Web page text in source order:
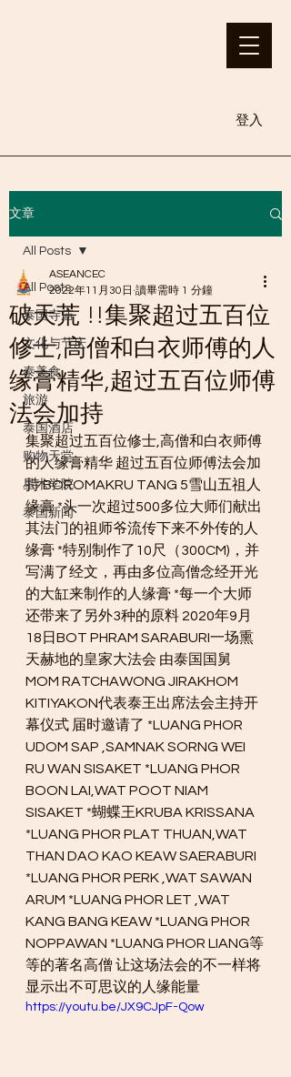
登入
文章
All Posts
泰国寺庙
文化与节庆
泰美食
旅游
泰国酒店
购物天堂
星术学院
泰国新闻
All Posts
破天荒 !!集聚超过五百位
修士,高僧和白衣师傅的人
缘膏精华,超过五百位师傅
法会加持
ASEANCEC
2022年11月30日 讀畢需時 1 分鐘
集聚超过五百位修士,高僧和白衣师傅
的人缘膏精华 超过五百位师傅法会加
持 BOROMAKRU TANG 5雪山五祖人
缘膏 *头一次超过500多位大师们献出
其法门的祖师爷流传下来不外传的人
缘膏 *特别制作了10尺（300CM)，并
写满了经文，再由多位高僧念经开光
的大缸来制作的人缘膏 *每一个大师
还带来了另外3种的原料 2020年9月
18日BOT PHRAM SARABURI一场熏
天赫地的皇家大法会 由泰国国舅
MOM RATCHAWONG JIRAKHOM
KITIYAKON代表泰王出席法会主持开
幕仪式 届时邀请了 *LUANG PHOR
UDOM SAP ,SAMNAK SORNG WEI
RU WAN SISAKET *LUANG PHOR
BOON LAI,WAT POOT NIAM
SISAKET *蝴蝶王KRUBA KRISSANA
*LUANG PHOR PLAT THUAN,WAT
THAN DAO KAO KEAW SAERABURI
*LUANG PHOR PERK ,WAT SAWAN
ARUM *LUANG PHOR LET ,WAT
KANG BANG KEAW *LUANG PHOR
NOPPAWAN *LUANG PHOR LIANG等
等的著名高僧 让这场法会的不一样将
显示出不可思议的人缘能量
https://youtu.be/JX9CJpF-Qow